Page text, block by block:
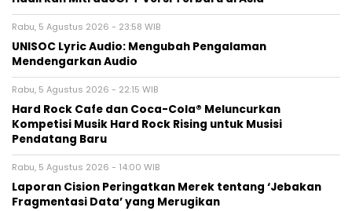
Rabu, 5 Agustus 2026 - 23:58 WIB
UNISOC Lyric Audio: Mengubah Pengalaman
Mendengarkan Audio
Rabu, 5 Agustus 2026 - 22:15 WIB
Hard Rock Cafe dan Coca-Cola® Meluncurkan
Kompetisi Musik Hard Rock Rising untuk Musisi
Pendatang Baru
Rabu, 5 Agustus 2026 - 14:00 WIB
Laporan Cision Peringatkan Merek tentang ‘Jebakan
Fragmentasi Data’ yang Merugikan